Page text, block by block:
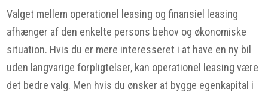
Valget mellem operationel leasing og finansiel leasing
afhænger af den enkelte persons behov og økonomiske
situation. Hvis du er mere interesseret i at have en ny bil
uden langvarige forpligtelser, kan operationel leasing være
det bedre valg. Men hvis du ønsker at bygge egenkapital i